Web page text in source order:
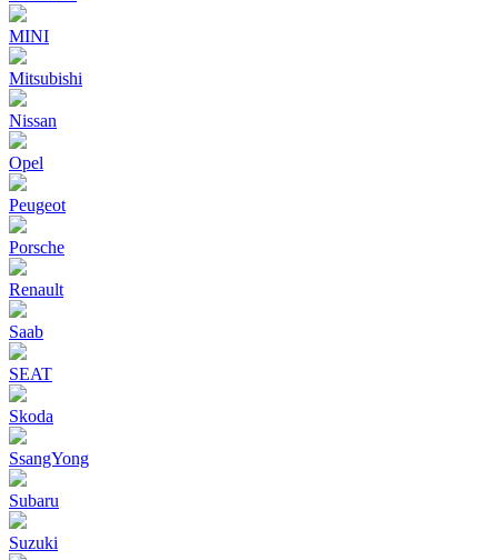
MINI
Mitsubishi
Nissan
Opel
Peugeot
Porsche
Renault
Saab
SEAT
Skoda
SsangYong
Subaru
Suzuki